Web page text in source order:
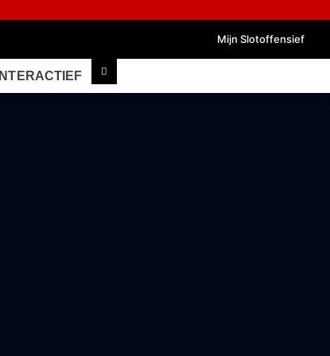
Mijn Slotoffensief
INTERACTIEF